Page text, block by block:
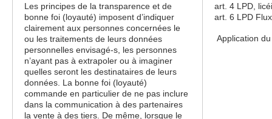
Les principes de la transparence et de
bonne foi (loyauté) imposent d’indiquer
clairement aux personnes concernées le
ou les traitements de leurs données
personnelles envisagé-s, les personnes
n’ayant pas à extrapoler ou à imaginer
quelles seront les destinataires de leurs
données. La bonne foi (loyauté)
commande en particulier de ne pas inclure
dans la communication à des partenaires
la vente à des tiers. De même, lorsque le
art. 4 LPD,
art. 6 LPD
Application